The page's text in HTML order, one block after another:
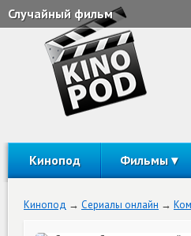
Случайный фильм
Кинопод Фильмы
Кинопод Сериалы онлайн